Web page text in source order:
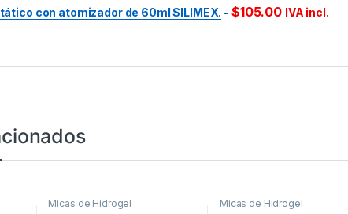
con atomizador de 60ml SILIMEX. - $105.00 IVA incl.
Micas de Hidrogel Micas de Hidrogel